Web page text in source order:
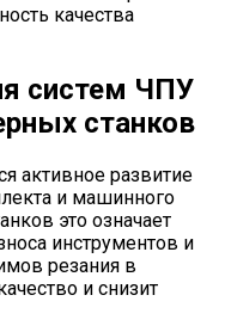
качества
систем ЧПУ
станков
активное развитие
и машинного
это означает
инструментов и
резания в
и снизит